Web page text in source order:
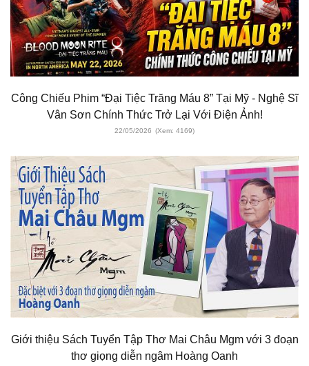
Công Chiếu Phim “Đại Tiệc Trăng Máu 8” Tại Mỹ - Nghệ Sĩ
Vân Sơn Chính Thức Trở Lại Với Điện Ảnh!
22/05/2026 (Xem: 4169)
Giới thiệu Sách Tuyển Tập Thơ Mai Châu Mgm với 3 đoạn
thơ giọng diễn ngâm Hoàng Oanh